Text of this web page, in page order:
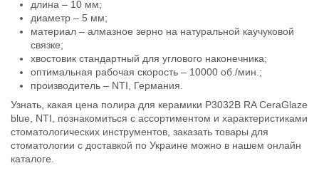
длина – 10 мм;
диаметр – 5 мм;
материал – алмазное зерно на натуральной каучуковой
связке;
хвостовик стандартный для углового наконечника;
оптимальная рабочая скорость – 10000 об./мин.;
производитель – NTI, Германия.
Узнать, какая цена полира для керамики P3032B RA CeraGlaze
blue, NTI, познакомиться с ассортиментом и характеристиками
стоматологических инструментов, заказать товары для
стоматологии с доставкой по Украине можно в нашем онлайн
каталоге.